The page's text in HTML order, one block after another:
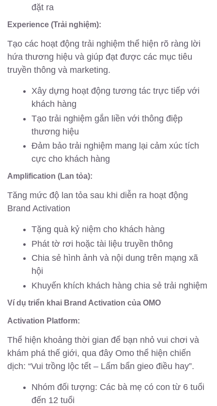
đặt ra
Experience (Trải nghiệm):
Tạo các hoạt động trải nghiệm thể hiện rõ ràng lời
hứa thương hiệu và giúp đạt được các mục tiêu
truyền thông và marketing.
Xây dựng hoạt động tương tác trực tiếp với
khách hàng
Tạo trải nghiệm gắn liền với thông điệp
thương hiệu
Đảm bảo trải nghiệm mang lại cảm xúc tích
cực cho khách hàng
Amplification (Lan tỏa):
Tăng mức độ lan tỏa sau khi diễn ra hoạt động
Brand Activation
Tặng quà kỷ niệm cho khách hàng
Phát tờ rơi hoặc tài liệu truyền thông
Chia sẻ hình ảnh và nội dung trên mạng xã
hội
Khuyến khích khách hàng chia sẻ trải nghiệm
Ví dụ triển khai Brand Activation của OMO
Activation Platform:
Thể hiện khoảng thời gian để bạn nhỏ vui chơi và
khám phá thế giới, qua đây Omo thể hiện chiến
dịch: “Vui trồng lộc tết – Lấm bẩn gieo điều hay”.
Nhóm đối tượng: Các bà mẹ có con từ 6 tuổi
đến 12 tuổi